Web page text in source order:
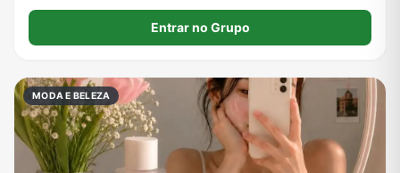
Entrar no Grupo
MODA E BELEZA